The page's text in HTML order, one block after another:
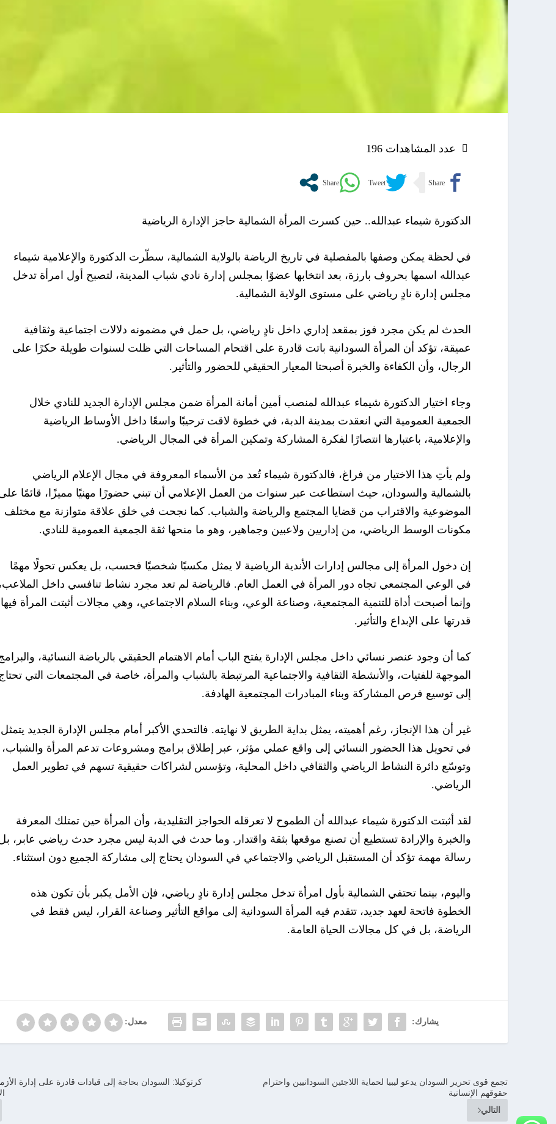
عدد المشاهدات 196
الدكتورة شيماء عبدالله.. حين كسرت المرأة الشمالية حاجز الإدارة الرياضية
في لحظة يمكن وصفها بالمفصلية في تاريخ الرياضة بالولاية الشمالية، سطّرت الدكتورة والإعلامية شيماء
عبدالله اسمها بحروف بارزة، بعد انتخابها عضوًا بمجلس إدارة نادي شباب المدينة، لتصبح أول امرأة تدخل
مجلس إدارة نادٍ رياضي على مستوى الولاية الشمالية.
الحدث لم يكن مجرد فوز بمقعد إداري داخل نادٍ رياضي، بل حمل في مضمونه دلالات اجتماعية وثقافية
عميقة، تؤكد أن المرأة السودانية باتت قادرة على اقتحام المساحات التي ظلت لسنوات طويلة حكرًا على
الرجال، وأن الكفاءة والخبرة أصبحتا المعيار الحقيقي للحضور والتأثير.
وجاء اختيار الدكتورة شيماء عبدالله لمنصب أمين أمانة المرأة ضمن مجلس الإدارة الجديد للنادي خلال
الجمعية العمومية التي انعقدت بمدينة الدبة، في خطوة لاقت ترحيبًا واسعًا داخل الأوساط الرياضية
والإعلامية، باعتبارها انتصارًا لفكرة المشاركة وتمكين المرأة في المجال الرياضي.
ولم يأتِ هذا الاختيار من فراغ، فالدكتورة شيماء تُعد من الأسماء المعروفة في مجال الإعلام الرياضي
بالشمالية والسودان، حيث استطاعت عبر سنوات من العمل الإعلامي أن تبني حضورًا مهنيًا مميزًا، قائمًا
الموضوعية والاقتراب من قضايا المجتمع والرياضة والشباب. كما نجحت في خلق علاقة متوازنة مع مختلف
مكونات الوسط الرياضي، من إداريين ولاعبين وجماهير، وهو ما منحها ثقة الجمعية العمومية للنادي.
إن دخول المرأة إلى مجالس إدارات الأندية الرياضية لا يمثل مكسبًا شخصيًا فحسب، بل يعكس تحولًا مهمًا
في الوعي المجتمعي تجاه دور المرأة في العمل العام. فالرياضة لم تعد مجرد نشاط تنافسي داخل الملاعب،
وإنما أصبحت أداة للتنمية المجتمعية، وصناعة الوعي، وبناء السلام الاجتماعي، وهي مجالات أثبتت المرأة فيها
قدرتها على الإبداع والتأثير.
كما أن وجود عنصر نسائي داخل مجلس الإدارة يفتح الباب أمام الاهتمام الحقيقي بالرياضة النسائية،
الموجهة للفتيات، والأنشطة الثقافية والاجتماعية المرتبطة بالشباب والمرأة، خاصة في المجتمعات التي
إلى توسيع فرص المشاركة وبناء المبادرات المجتمعية الهادفة.
غير أن هذا الإنجاز، رغم أهميته، يمثل بداية الطريق لا نهايته. فالتحدي الأكبر أمام مجلس الإدارة الجديد يتمثل
في تحويل هذا الحضور النسائي إلى واقع عملي مؤثر، عبر إطلاق برامج ومشروعات تدعم المرأة والشباب،
وتوسّع دائرة النشاط الرياضي والثقافي داخل المحلية، وتؤسس لشراكات حقيقية تسهم في تطوير العمل
الرياضي.
لقد أثبتت الدكتورة شيماء عبدالله أن الطموح لا تعرقله الحواجز التقليدية، وأن المرأة حين تمتلك المعرفة
والخبرة والإرادة تستطيع أن تصنع موقعها بثقة واقتدار. وما حدث في الدبة ليس مجرد حدث رياضي عابر،
رسالة مهمة تؤكد أن المستقبل الرياضي والاجتماعي في السودان يحتاج إلى مشاركة الجميع دون استثناء.
واليوم، بينما تحتفي الشمالية بأول امرأة تدخل مجلس إدارة نادٍ رياضي، فإن الأمل يكبر بأن تكون هذه
الخطوة فاتحة لعهد جديد، تتقدم فيه المرأة السودانية إلى مواقع التأثير وصناعة القرار، ليس فقط في
الرياضة، بل في كل مجالات الحياة العامة.
يشارك: معدل:
كرتوكيلا: السودان بحاجة إلى قيادات قادرة على إدارة
تجمع قوى تحرير السودان يدعو ليبيا لحماية اللاجئين السودانيين واحترام
حقوقهم الإنسانية
التالي